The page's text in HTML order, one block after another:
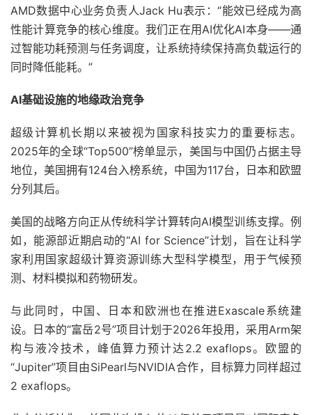
AMD数据中心业务负责人Jack Hu表示：“能效已经成为高
性能计算竞争的核心维度。我们正在用AI优化AI本身——通
过智能功耗预测与任务调度，让系统持续保持高负载运行的
同时降低能耗。”
AI基础设施的地缘政治竞争
超级计算机长期以来被视为国家科技实力的重要标志。
2025年的全球“Top500”榜单显示，美国与中国仍占据主导
地位，美国拥有124台入榜系统，中国为117台，日本和欧盟
分列其后。
美国的战略方向正从传统科学计算转向AI模型训练支撑。例
如，能源部近期启动的“AI for Science”计划，旨在让科学
家利用国家超级计算资源训练大型科学模型，用于气候预
测、材料模拟和药物研发。
与此同时，中国、日本和欧洲也在推进Exascale系统建
设。日本的“富岳2号”项目计划于2026年投用，采用Arm架
构与液冷技术，峰值算力预计达2.2 exaflops。欧盟的
“Jupiter”项目由SiPearl与NVIDIA合作，目标算力同样超过
2 exaflops。